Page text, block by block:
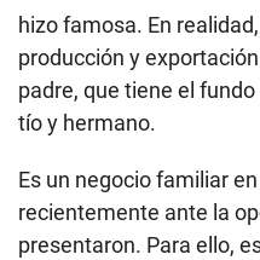
hizo famosa. En
producción y
padre, que tiene el
tío y hermano.
Es un negocio familiar
recientemente ante la
presentaron. Para ello,